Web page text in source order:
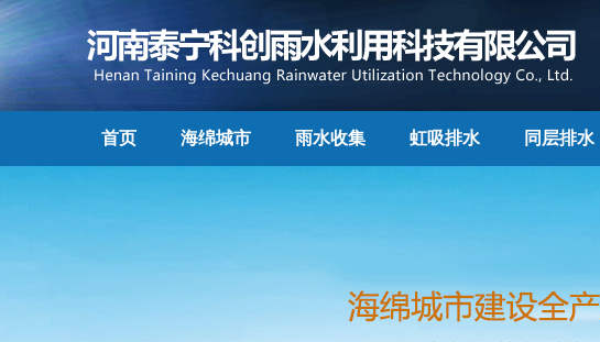
首页 海绵城市 雨水收集 虹吸排水 同层排水